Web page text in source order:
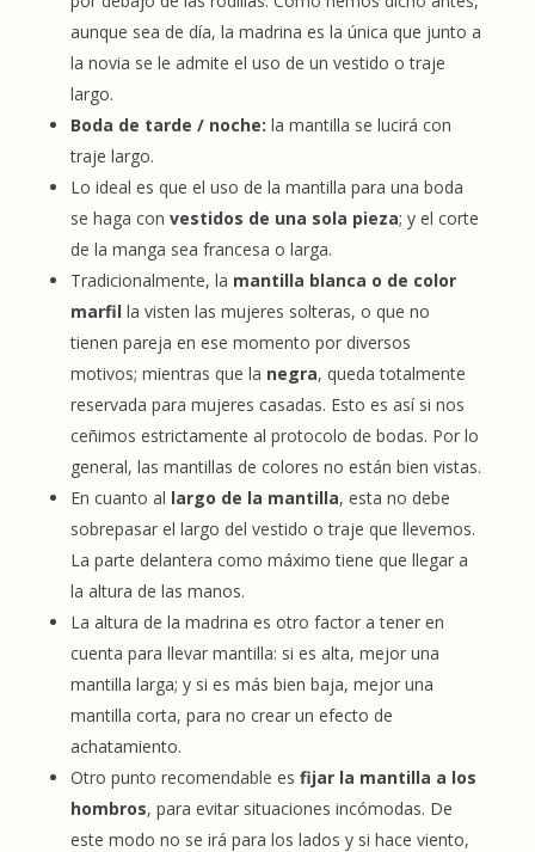
aunque sea de día, la madrina es la única que junto a
la novia se le admite el uso de un vestido o traje
largo.
Boda de tarde / noche: la mantilla se lucirá con
traje largo.
Lo ideal es que el uso de la mantilla para una boda
se haga con vestidos de una sola pieza; y el corte
de la manga sea francesa o larga.
Tradicionalmente, la mantilla blanca o de color
marfilla visten las mujeres solteras, o que no
tienen pareja en ese momento por diversos
motivos; mientras que la negra, queda totalmente
reservada para mujeres casadas. Esto es así si nos
ceñimos estrictamente al protocolo de bodas. Por lo
general, las mantillas de colores no están bien vistas.
En cuanto al largo de la mantilla, esta no debe
sobrepasar el largo del vestido o traje que llevemos.
La parte delantera como máximo tiene que llegar a
la altura de las manos.
La altura de la madrina es otro factor a tener en
cuenta para llevar mantilla: si es alta, mejor una
mantilla larga; y si es más bien baja, mejor una
mantilla corta, para no crear un efecto de
achatamiento.
Otro punto recomendable es fijar la mantilla a los
hombros, para evitar situaciones incómodas. De
este modo no se irá para los lados y si hace viento,